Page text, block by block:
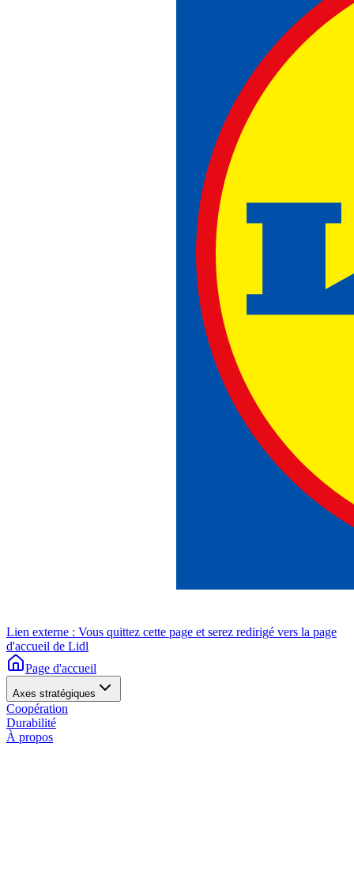
Lien externe : Vous quittez cette page et serez redirigé vers la page
d'accueil de Lidl
Page d'accueil
Axes stratégiques
Coopération
Durabilité
À propos